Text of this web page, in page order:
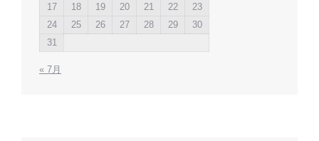
17
18 19 20 21 22
23
24
25 26 27 28 29
30
31
« 7月